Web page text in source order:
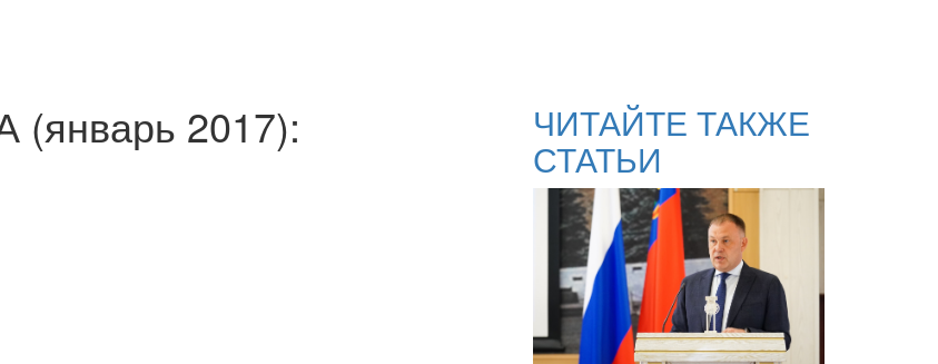
2017): ЧИТАЙТЕ ТАКЖЕ
СТАТЬИ